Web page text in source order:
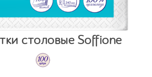
столовые Soffione